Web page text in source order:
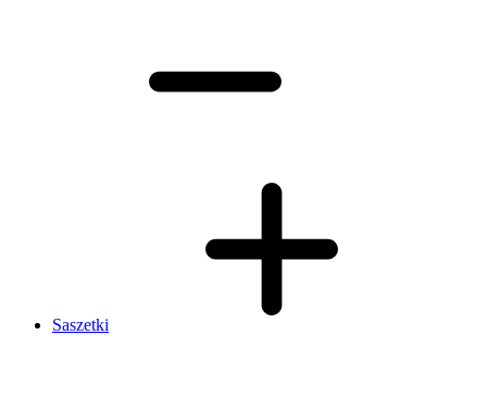
Saszetki